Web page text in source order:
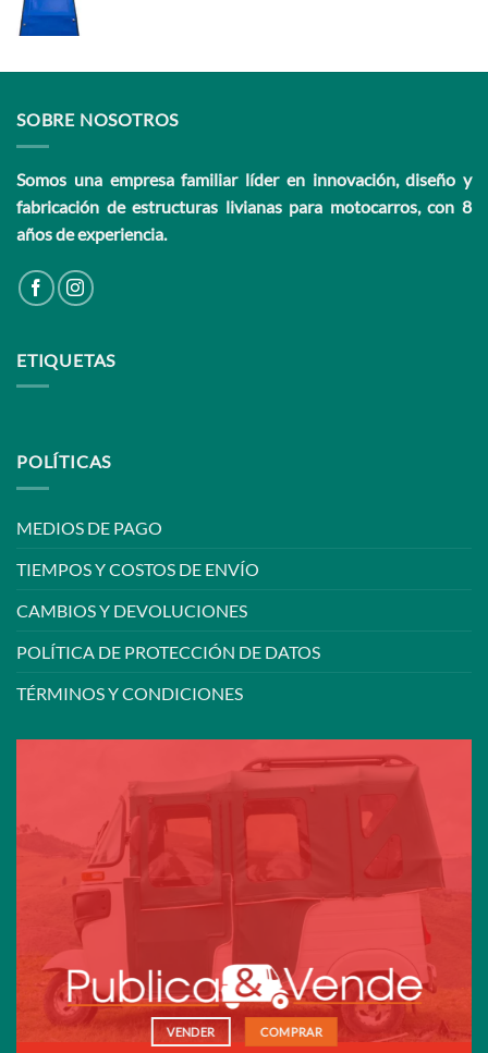
SOBRE NOSOTROS
Somos una empresa familiar líder en innovación, diseño y
fabricación de estructuras livianas para motocarros, con 8
años de experiencia.
ETIQUETAS
POLÍTICAS
MEDIOS DE PAGO
TIEMPOS Y COSTOS DE ENVÍO
CAMBIOS Y DEVOLUCIONES
POLÍTICA DE PROTECCIÓN DE DATOS
TÉRMINOS Y CONDICIONES
VENDER COMPRAR